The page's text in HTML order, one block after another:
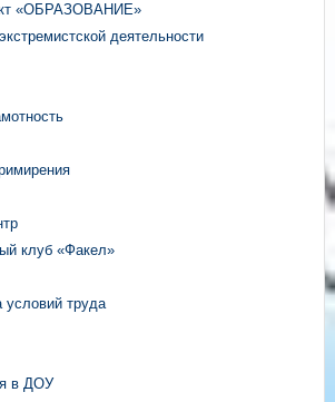
«ОБРАЗОВАНИЕ»
деятельности
клуб «Факел»
условий труда
в ДОУ